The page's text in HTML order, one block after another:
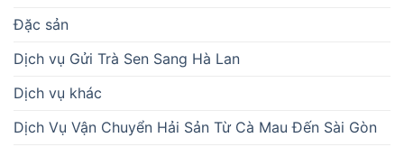
Đặc sản
Dịch vụ Gửi Trà Sen Sang Hà Lan
Dịch vụ khác
Dịch Vụ Vận Chuyển Hải Sản Từ Cà Mau Đến Sài Gòn